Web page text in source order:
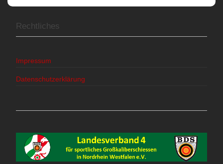
Rechtliches
Impressum
Datenschutzerklärung